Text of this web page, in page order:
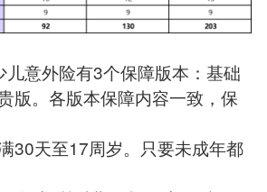
意外险有3个保障版本：基础
版。各版本保障内容一致，保
30天至17周岁。只要未成年都